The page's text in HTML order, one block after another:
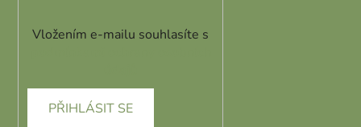
Vložením e-mailu souhlasíte s
PŘIHLÁSIT SE